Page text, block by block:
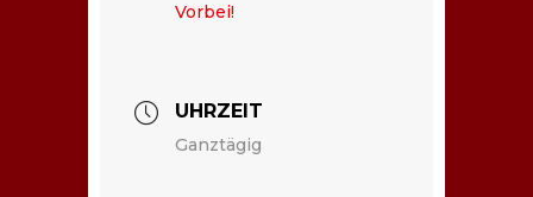
Vorbei!
UHRZEIT
Ganztägig